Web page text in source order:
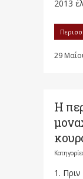
2013
29
Η
1.